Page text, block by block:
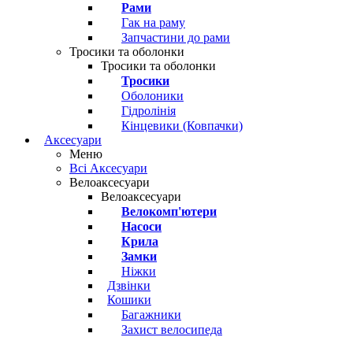
Рами
Гак на раму
Запчастини до рами
Тросики та оболонки
Тросики та оболонки
Тросики
Оболоники
Гідролінія
Кінцевики (Ковпачки)
Аксесуари
Меню
Всі Аксесуари
Велоаксесуари
Велоаксесуари
Велокомп'ютери
Насоси
Крила
Замки
Ніжки
Дзвінки
Кошики
Багажники
Захист велосипеда